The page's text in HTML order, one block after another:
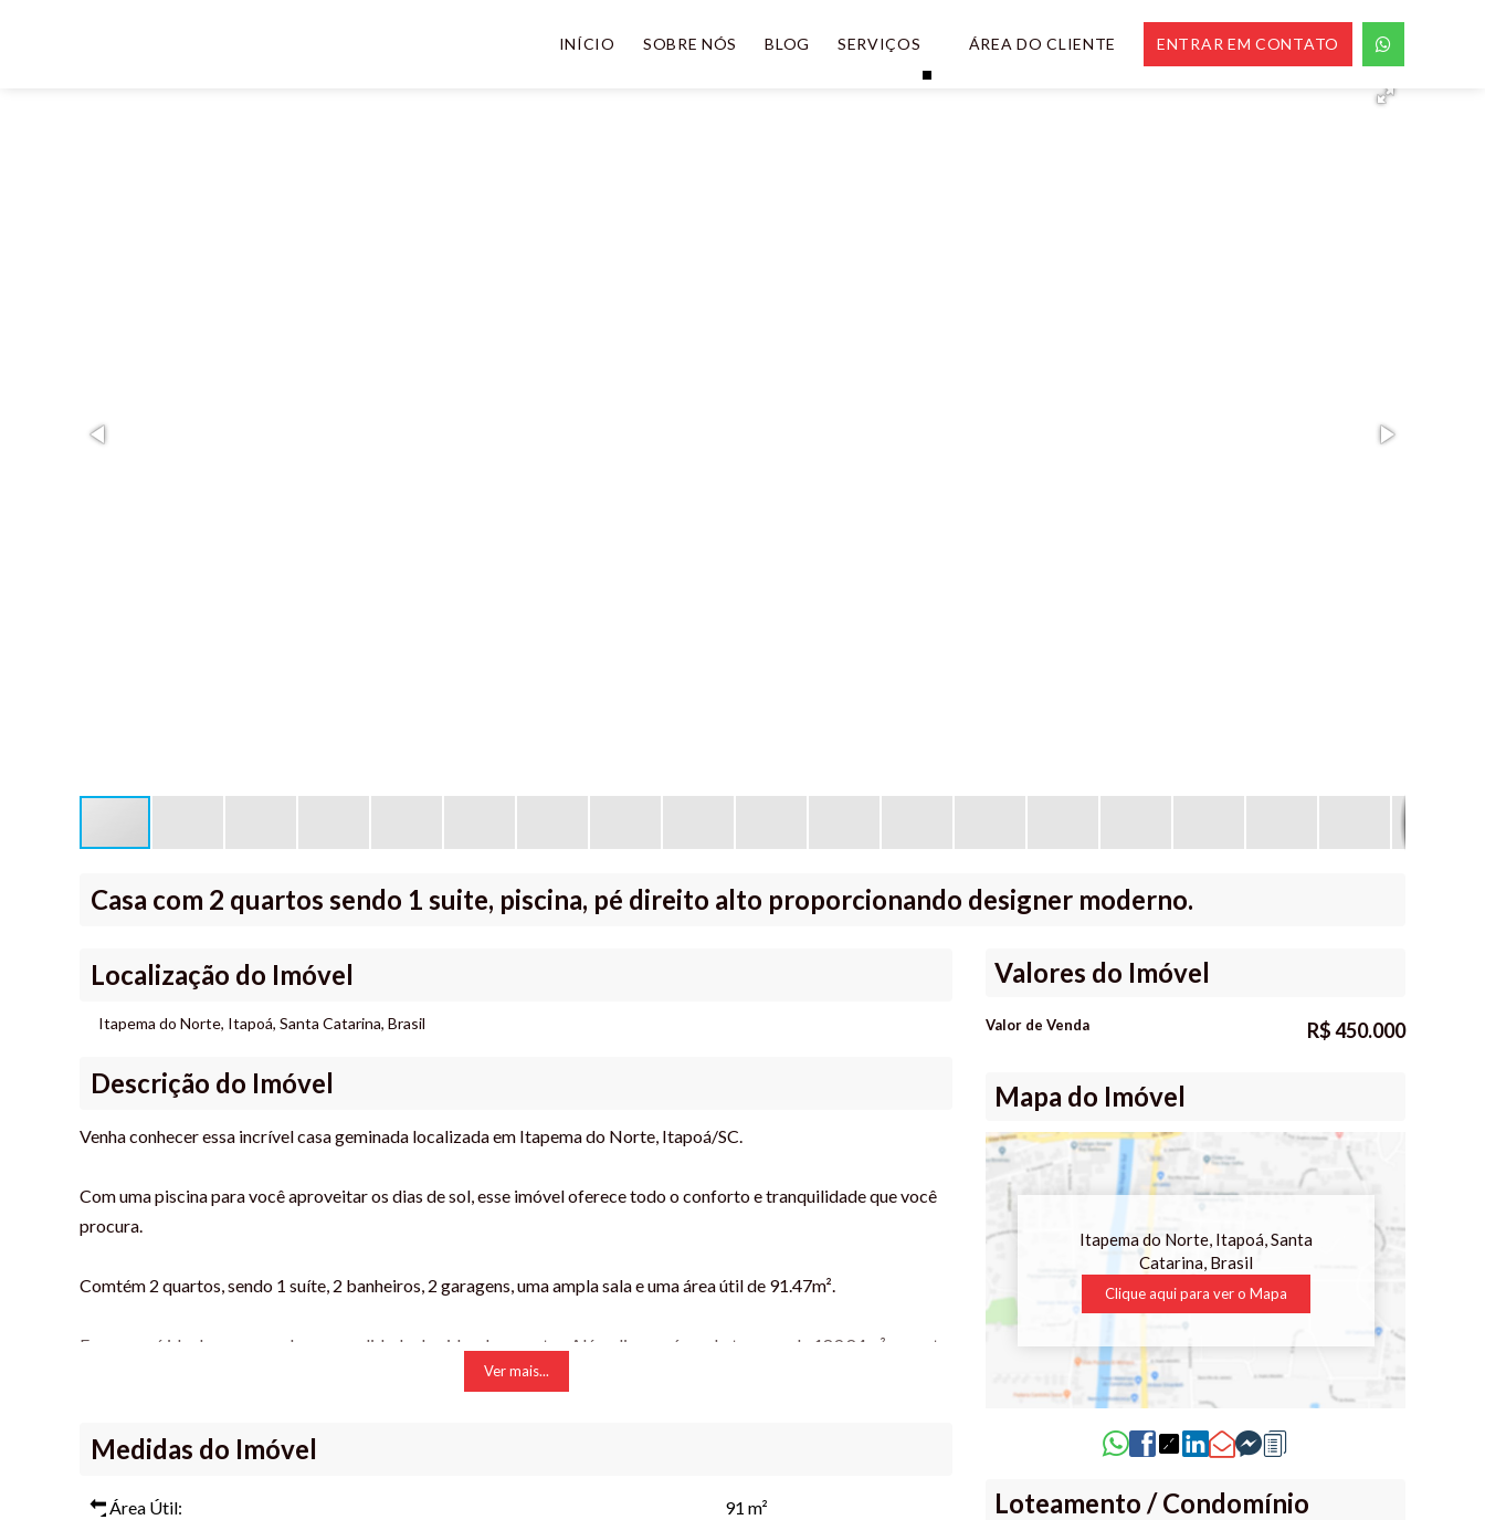
ENTRAR EM CONTATO
ÁREA DO CLIENTE
SERVIÇOS
BLOG
SOBRE NÓS
INÍCIO
Casa com 2 quartos sendo 1 suite, piscina, pé direito alto proporcionando designer moderno.
Localização do Imóvel
Itapema do Norte, Itapoá, Santa Catarina, Brasil
Descrição do Imóvel
Venha conhecer essa incrível casa geminada localizada em Itapema do Norte, Itapoá/SC.
Com uma piscina para você aproveitar os dias de sol, esse imóvel oferece todo o conforto e tranquilidade que você
procura.
Comtém 2 quartos, sendo 1 suíte, 2 banheiros, 2 garagens, uma ampla sala e uma área útil de 91.47m².
Essa casa é ideal para quem busca qualidade de vida e bem-estar. Além disso, a área do terreno de 189.84m² garante
Entre em contato conosco e agende uma visita para conhecer de perto essa maravilhosa residência.
Venha viver cercado de conforto e lazer!
Ver mais...
Medidas do Imóvel
Área Útil:
91 m²
Valores do Imóvel
R$450.000
Valor de Venda
Mapa do Imóvel
Itapema do Norte, Itapoá, Santa
Catarina, Brasil
Clique aqui para ver o Mapa
Loteamento / Condomínio